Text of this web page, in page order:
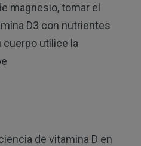
magnesio, tomar el
D3 con nutrientes
utilice la
de vitamina D en